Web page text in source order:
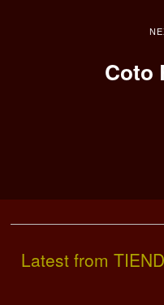
Coto
Latest from